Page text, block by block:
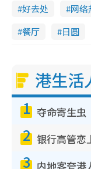
好去处 网络
餐厅
日圆
港生活
1
2
3